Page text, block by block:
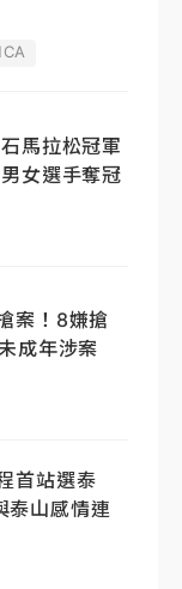
馬拉松冠軍
女選手奪冠
案！8嫌搶
成年涉案
首站選泰
山感情連